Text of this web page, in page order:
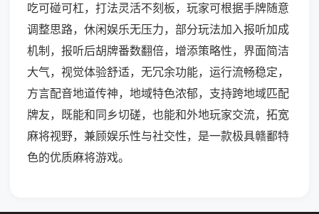
吃可碰可杠，打法灵活不刻板，玩家可根据手牌随意
调整思路，休闲娱乐无压力，部分玩法加入报听加成
机制，报听后胡牌番数翻倍，增添策略性，界面简洁
大气，视觉体验舒适，无冗余功能，运行流畅稳定，
方言配音地道传神，地域特色浓郁，支持跨地域匹配
牌友，既能和同乡切磋，也能和外地玩家交流，拓宽
麻将视野，兼顾娱乐性与社交性，是一款极具赣鄱特
色的优质麻将游戏。